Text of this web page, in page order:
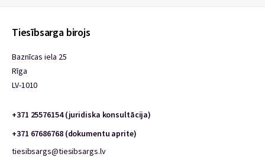
Tiesībsarga birojs
Baznīcas iela 25
Rīga
LV-1010
+371 25576154 (juridiska konsultācija)
+371 67686768 (dokumentu aprite)
tiesibsargs@tiesibsargs.lv